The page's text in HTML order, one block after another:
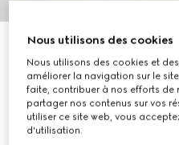
Portefeuille petit format
CHF 510
Déclinaisons cuir rose clair
Nous utilisons des cookies
Nous utilisons des cookies et
améliorer la navigation sur le
faite, contribuer à nos efforts de
partager nos contenus sur vos
utiliser ce site web, vous
d'utilisation.